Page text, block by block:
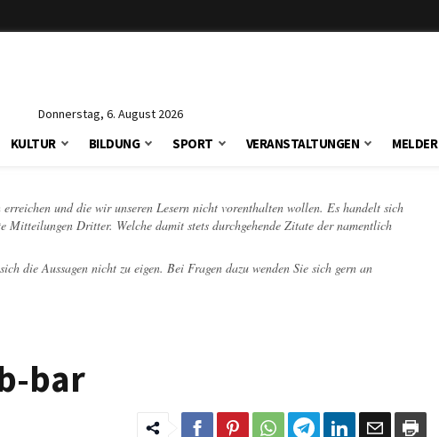
Donnerstag, 6. August 2026
KULTUR BILDUNG SPORT VERANSTALTUNGEN MELDER
und die wir unseren Lesern nicht vorenthalten wollen. Es handelt sich
Dritter. Welche damit stets durchgehende Zitate der namentlich
die Aussagen nicht zu eigen. Bei Fragen dazu wenden Sie sich gern an
bar